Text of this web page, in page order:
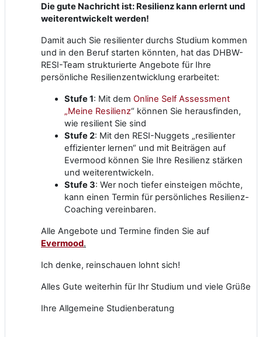
Die gute Nachricht ist: Resilienz kann erlernt und
weiterentwickelt werden!
Damit auch Sie resilienter durchs Studium kommen
und in den Beruf starten könnten, hat das DHBW-
RESI-Team strukturierte Angebote für Ihre
persönliche Resilienzentwicklung erarbeitet:
Stufe 1: Mit dem Online Self Assessment
„Meine Resilienz“ können Sie herausfinden,
wie resilient Sie sind
Stufe 2: Mit den RESI-Nuggets „resilienter
effizienter lernen“ und mit Beiträgen auf
Evermood können Sie Ihre Resilienz stärken
und weiterentwickeln.
Stufe 3: Wer noch tiefer einsteigen möchte,
kann einen Termin für persönliches Resilienz-
Coaching vereinbaren.
Alle Angebote und Termine finden Sie auf
Evermood.
Ich denke, reinschauen lohnt sich!
Alles Gute weiterhin für Ihr Studium und viele Grüße
Ihre Allgemeine Studienberatung